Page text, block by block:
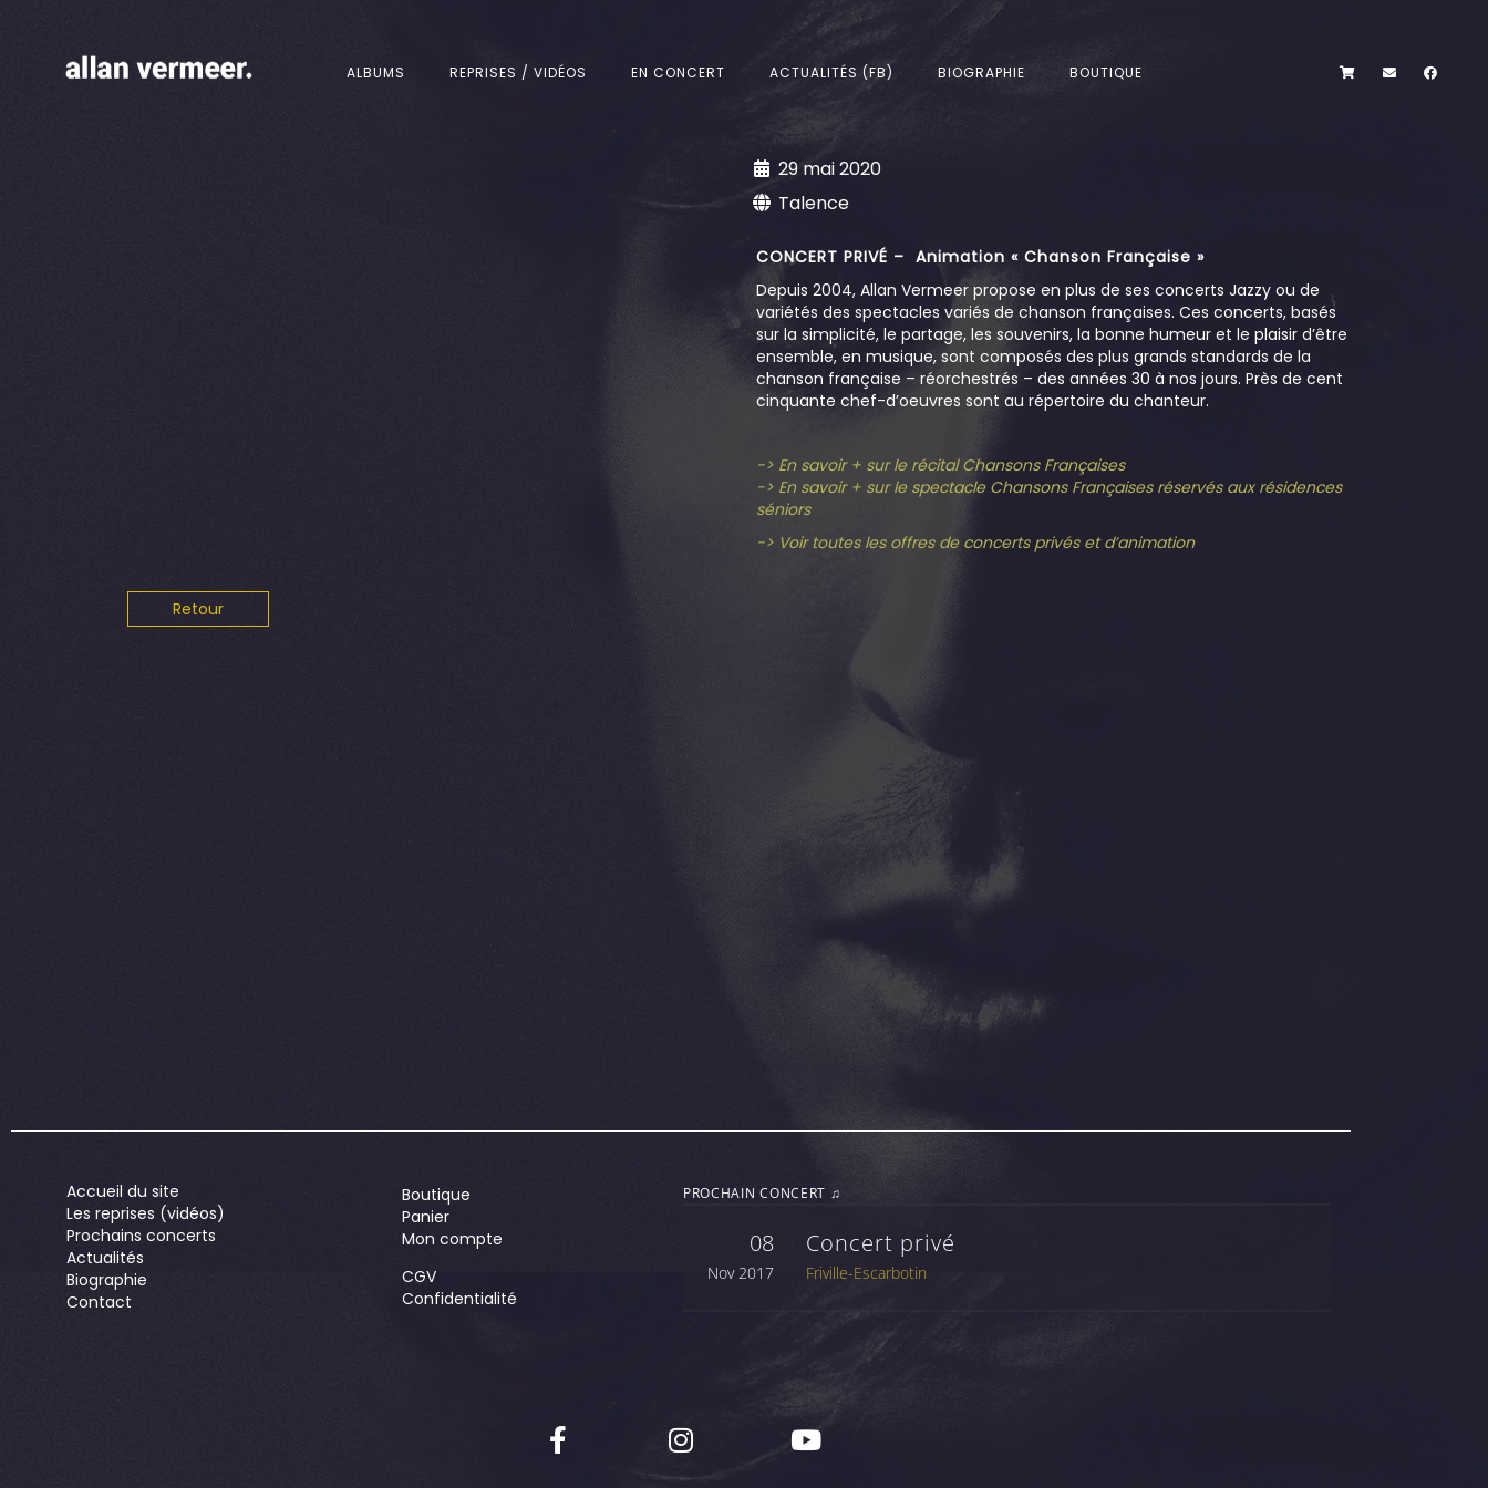
ALBUMS REPRISES / VIDÉOS EN CONCERT ACTUALITÉS (FB) BIOGRAPHIE BOUTIQUE
29 mai 2020
Talence
CONCERT PRIVÉ – Animation « Chanson Française »
Depuis 2004, Allan Vermeer propose en plus de ses concerts Jazzy ou de
variétés des spectacles variés de chanson françaises. Ces concerts, basés
sur la simplicité, le partage, les souvenirs, la bonne humeur et le plaisir d’être
ensemble, en musique, sont composés des plus grands standards de la
chanson française – réorchestrés – des années 30 à nos jours. Près de cent
cinquante chef-d’oeuvres sont au répertoire du chanteur.
-> En savoir + sur le récital Chansons Françaises
-> En savoir + sur le spectacle Chansons Françaises réservés aux résidences
séniors
-> Voir toutes les offres de concerts privés et d’animation
Retour
Accueil du site
Les reprises (vidéos)
Prochains concerts
Actualités
Biographie
Contact
Boutique
Panier
Mon compte
CGV
Confidentialité
PROCHAIN CONCERT ♫
08
Nov 2017
Concert privé
Friville-Escarbotin